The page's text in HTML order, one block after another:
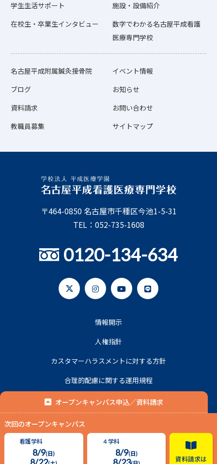
学生生活サポート
施設・設備紹介
在校生・卒業生インタビュー
数字でわかる名古屋平成看護
医療専門学校
名古屋平成附属鍼灸接骨院
イベント情報
ブログ
お知らせ
資料請求
お問い合わせ
教職員募集
サイトマップ
〒464-0850 名古屋市千種区今池1-5-31
TEL：052-735-1608
0120-134-634
情報開示
人権指針
カスタマーハラスメントに対する方針
合理的配慮に関する運用規程
プライバシーポリシー
© 2020 名古屋平成看護医療専門学校.
オープンキャンパス申込／資料請求
次回のオープンキャンパス
看護学科
8/9(日)
４学科
8/9(日)
資料請求は